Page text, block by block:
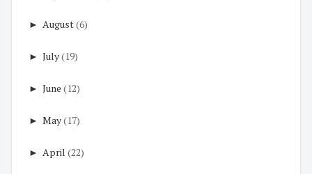
► August(6)
► July(19)
► June (12)
► May(17)
► April (22)